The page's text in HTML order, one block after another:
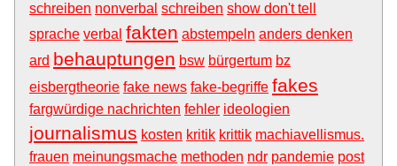
schreiben nonverbal schreiben show don't tell
sprache verbal fakten abstempeln anders denken
ard behauptungen bsw bürgertum bz
eisbergtheorie fake news fake-begriffe fakes
fargwürdige nachrichten fehler ideologien
journalismus kosten kritik krittik machiavellismus.
frauen meinungsmache methoden ndr pandemie post